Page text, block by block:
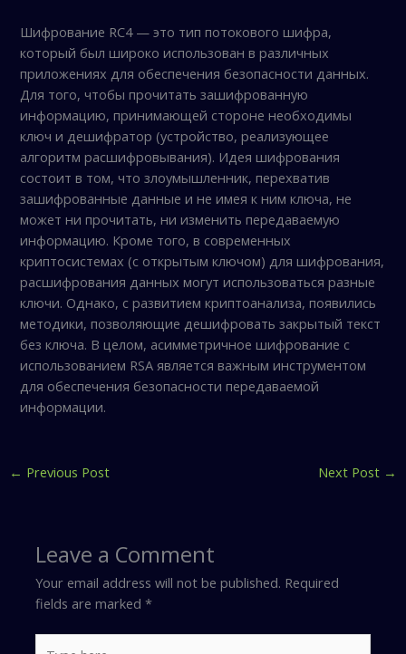
Шифрование RC4 — это тип потокового шифра,
который был широко использован в различных
приложениях для обеспечения безопасности данных.
Для того, чтобы прочитать зашифрованную
информацию, принимающей стороне необходимы
ключ и дешифратор (устройство, реализующее
алгоритм расшифровывания). Идея шифрования
состоит в том, что злоумышленник, перехватив
зашифрованные данные и не имея к ним ключа, не
может ни прочитать, ни изменить передаваемую
информацию. Кроме того, в современных
криптосистемах (с открытым ключом) для шифрования,
расшифрования данных могут использоваться разные
ключи. Однако, с развитием криптоанализа, появились
методики, позволяющие дешифровать закрытый текст
без ключа. В целом, асимметричное шифрование с
использованием RSA является важным инструментом
для обеспечения безопасности передаваемой
информации.
← Previous Post Next Post →
Leave a Comment
Your email address will not be published. Required
fields are marked*